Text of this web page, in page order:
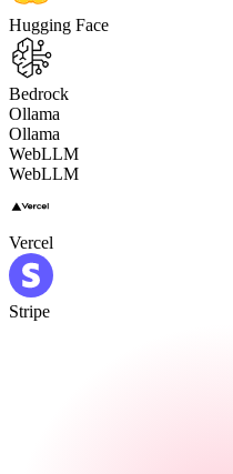
Hugging Face
Bedrock
Ollama
Ollama
WebLLM
WebLLM
Vercel
Stripe